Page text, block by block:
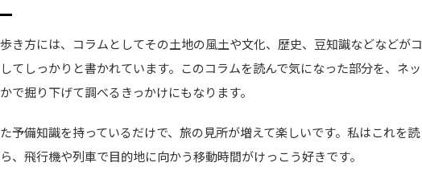
き方には、コラムとしてその土地の風土や文化、歴史、豆知識などなどがコ
てしっかりと書かれています。このコラムを読んで気になった部分を、ネッ
で掘り下げて調べるきっかけにもなります。
予備知識を持っているだけで、旅の見所が増えて楽しいです。私はこれを読
、飛行機や列車で目的地に向かう移動時間がけっこう好きです。